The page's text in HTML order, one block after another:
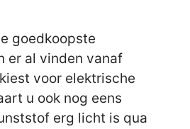
goedkoopste
er al vinden vanaf
voor elektrische
u ook nog eens
erg licht is qua